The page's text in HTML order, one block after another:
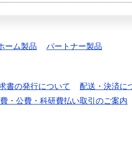
ーム製品 パートナー製品
書の発行について 配送・決済に
・公費・科研費払い取引のご案内